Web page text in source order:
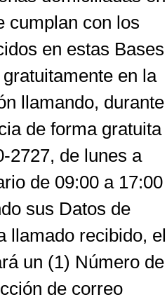
cumplan con los
en estas Bases
en la
llamando, durante
de forma gratuita
2727, de lunes a
de 09:00 a 17:00
sus Datos de
llamado recibido, el
un (1) Número de
de correo